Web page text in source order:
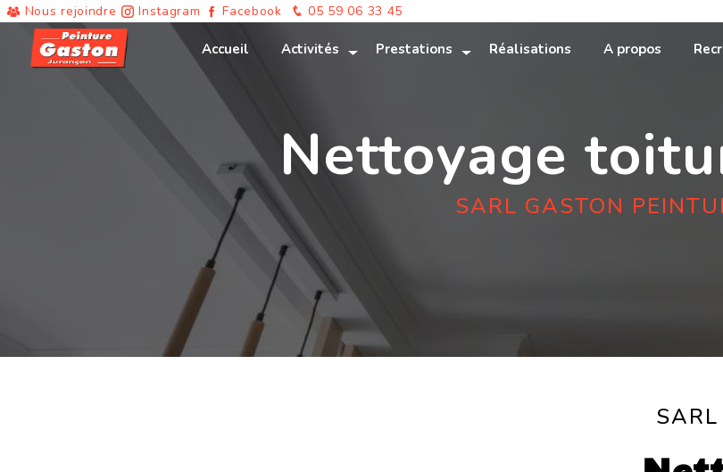
Nous rejoindre Instagram Facebook 05 59 06 33 45
Accueil Activités Prestations Réalisations A propos
Nettoyage
SARL GASTON
Panneau de gestion des cookies